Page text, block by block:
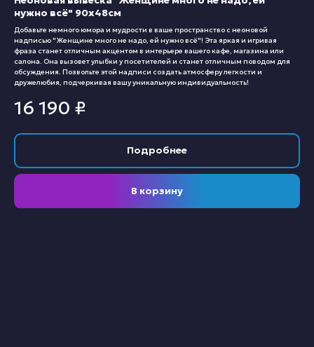
нужно всё" 90х48см
Добавьте немного юмора и мудрости в ваше пространство с неоновой
надписью "Женщине много не надо, ей нужно всё"! Эта яркая и игривая
фраза станет отличным акцентом в интерьере вашего кафе, магазина или
салона. Она вызовет улыбки у посетителей и станет отличным поводом для
обсуждения. Позвольте этой надписи создать атмосферу легкости и
дружелюбия, подчеркивая вашу уникальную индивидуальность!
16 190 ₽
Подробнее
В корзину